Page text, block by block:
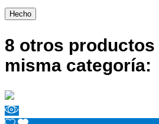
Hecho
8 otros productos
misma categoría: